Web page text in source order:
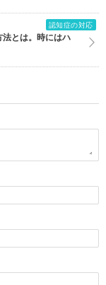
認知症の対応
とは。時にはハ